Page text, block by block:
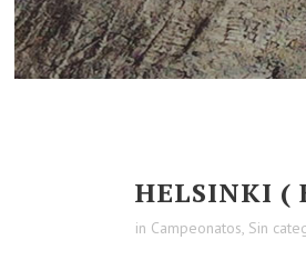
HELSINKI (
in Campeonatos, Sin